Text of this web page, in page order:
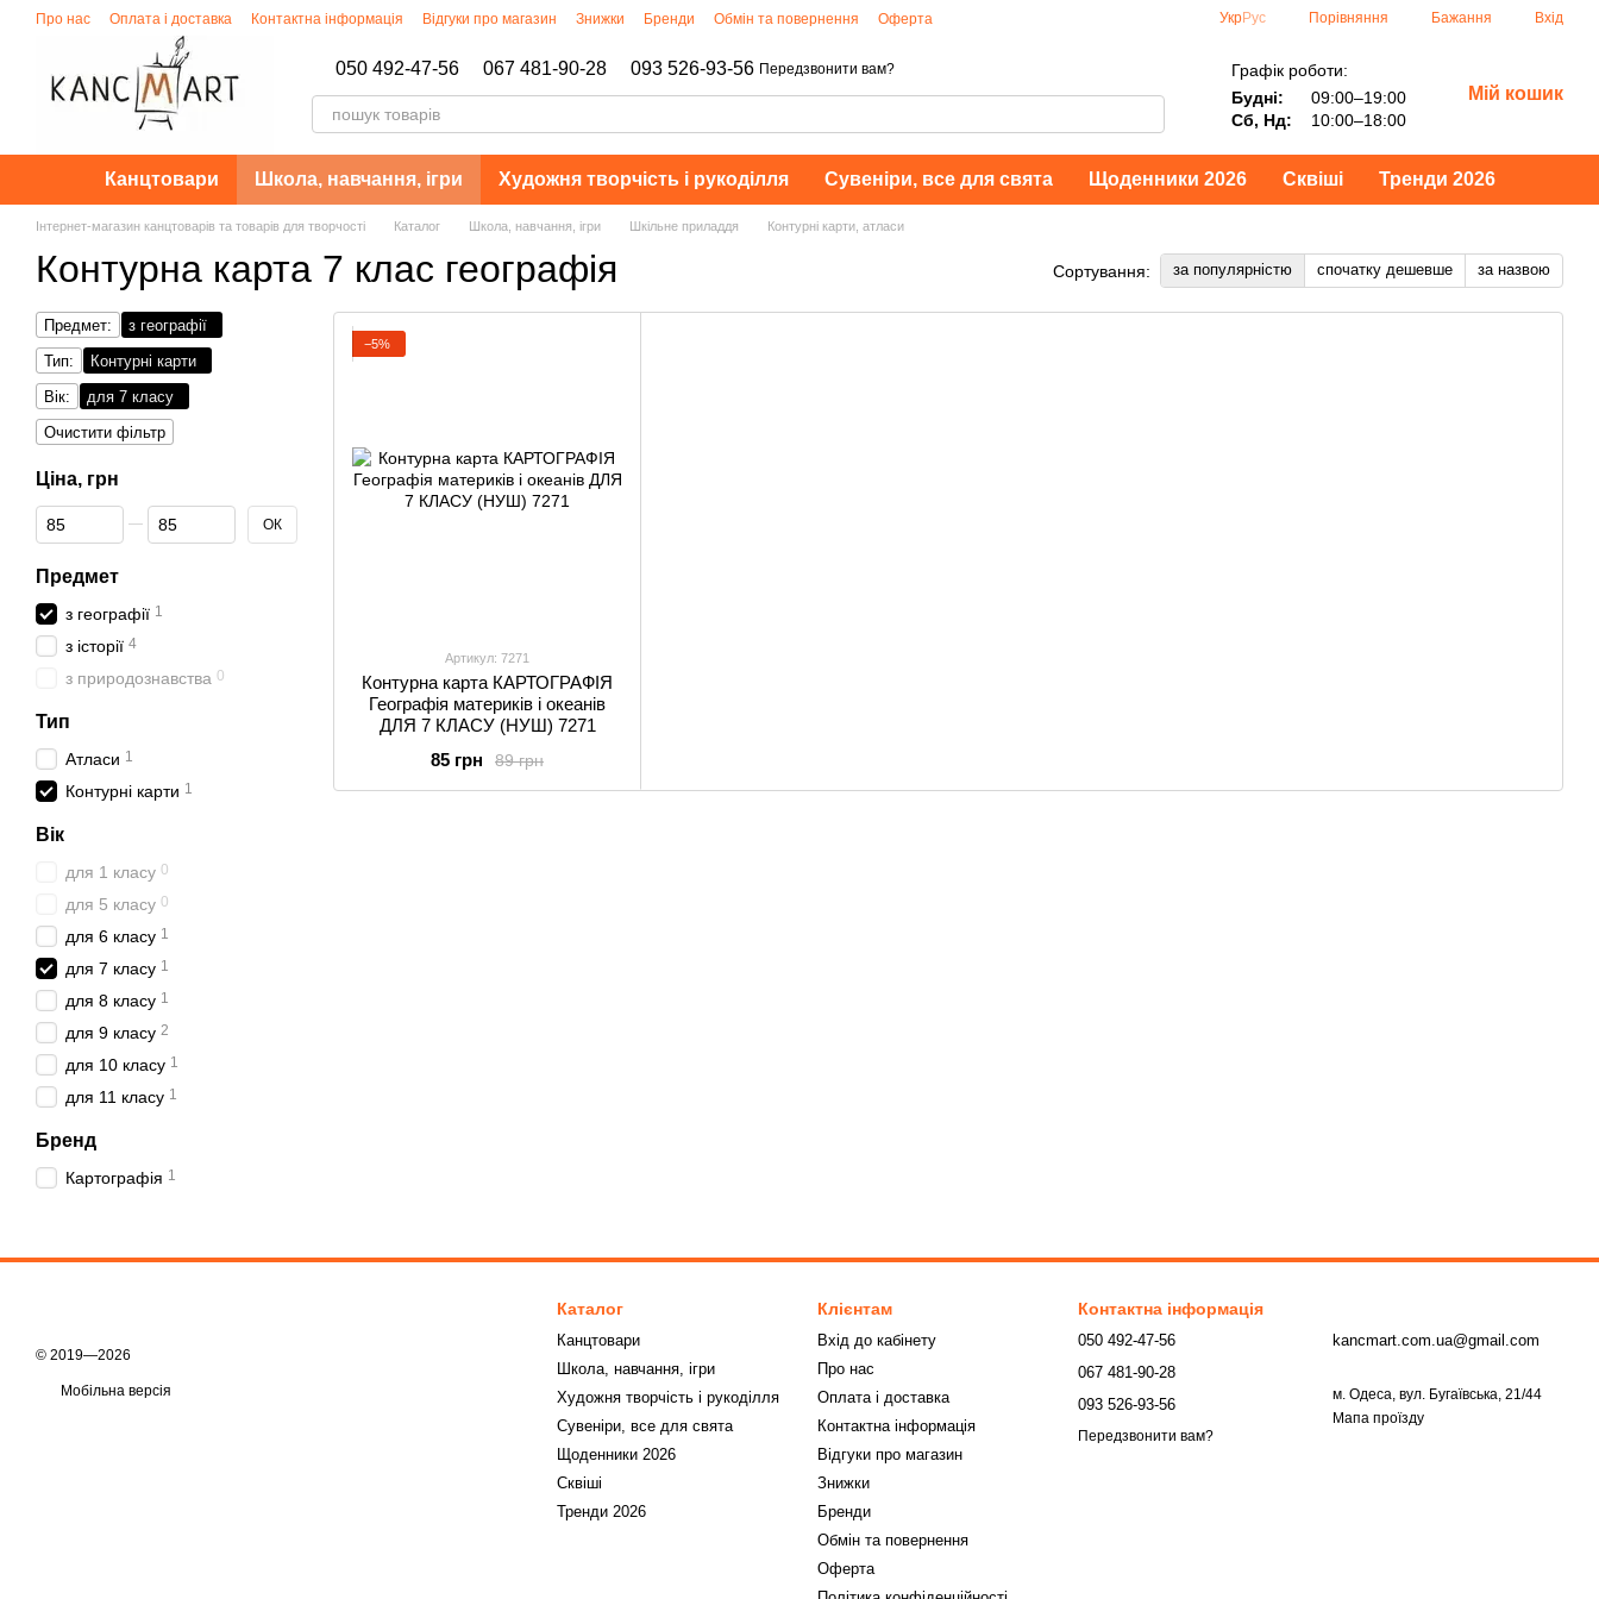
Перейти до основного контенту
Про нас Оплата і доставка Контактна інформація Відгуки про магазин Знижки Бренди Обмін та повернення
Оферта
Політика конфіденційності
УкрРус Порівняння Бажання Вхід
050 492-47-56 067 481-90-28 093 526-93-56 Передзвонити вам?
Графік роботи:
Будні:
09:00–19:00
Сб, Нд:
10:00–18:00
Мій кошик
Канцтовари Школа, навчання, ігри Художня творчість і рукоділля Сувеніри, все для свята Щоденники 2026 Сквіші Тренди 2026
Інтернет-магазин канцтоварів та товарів для творчості Каталог Школа, навчання, ігри Шкільне приладдя Контурні карти, атласи
Контурна карта 7 клас географія Сортування: за популярністю спочатку дешевше за назвою
−5%
Артикул: 7271
Контурна карта КАРТОГРАФІЯ
Географія материкiв i океанiв
ДЛЯ 7 КЛАСУ (НУШ) 7271
89 грн
85 грн
Предмет:
з географії
Тип:
Контурні карти
Вік:
для 7 класу
Очистити фільтр
Ціна, грн
Від Ціна, грн
До Ціна, грн ОК
Предмет
з географії 1
з історії 4
з природознавства 0
Тип
Атласи 1
Контурні карти 1
Вік
для 1 класу 0
для 5 класу 0
для 6 класу 1
для 7 класу 1
для 8 класу 1
для 9 класу 2
для 10 класу 1
для 11 класу 1
Бренд
Картографія 1
© 2019—2026
Мобільна версія
Каталог
Канцтовари
Школа, навчання, ігри
Художня творчість і рукоділля
Сувеніри, все для свята
Щоденники 2026
Сквіші
Тренди 2026
Клієнтам
Вхід до кабінету
Про нас
Оплата і доставка
Контактна інформація
Відгуки про магазин
Знижки
Бренди
Обмін та повернення
Оферта
Контактна інформація
050 492-47-56
067 481-90-28
093 526-93-56
Передзвонити вам?
kancmart.com.ua@gmail.com
м. Одеса, вул. Бугаївська, 21/44
Мапа проїзду